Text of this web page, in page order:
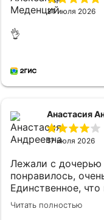
31 июля 2026
👌
Анастасия
17 июля 2026
Лежали с дочерью
понравилось,
Единственное,
постельное белье
кипяченую воду
Читать полностью